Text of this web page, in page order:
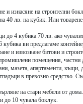
и изнасяне на строителни
40 лв. на кубик. Или
до 4 кубика 70 лв. ако
ви предлагаме
и извозване битови и
помещения,
мазета, апартаменти,
в превозно средство.
на стари мебели от
до 10 чувала боклук.